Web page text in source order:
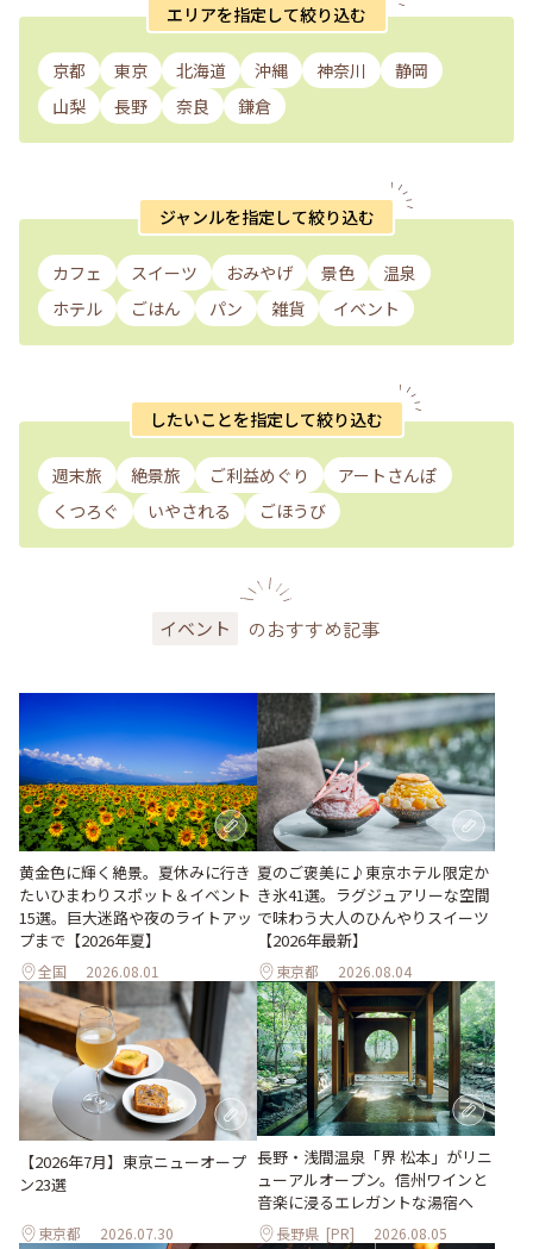
エリアを指定して絞り込む
京都 東京 北海道 沖縄 神奈川
静岡
山梨
長野 奈良 鎌倉
ジャンルを指定して絞り込む
カフェ スイーツ おみやげ 景色
温泉
ホテル
ごはん パン 雑貨 イベント
したいことを指定して絞り込む
週末旅 絶景旅 ご利益めぐり
アートさんぽ
くつろぐ
いやされる ごほうび
イベント のおすすめ記事
黄金色に輝く絶景。夏休みに行き
たいひまわりスポット＆イベント
15選。巨大迷路や夜のライトアッ
プまで【2026年夏】
全国 2026.08.01
夏のご褒美に♪東京ホテル限定か
き氷41選。ラグジュアリーな空間
で味わう大人のひんやりスイーツ
【2026年最新】
東京都 2026.08.04
【2026年7月】東京ニューオープ
ン23選
東京都 2026.07.30
長野・浅間温泉「界 松本」がリニ
ューアルオープン。信州ワインと
音楽に浸るエレガントな湯宿へ
長野県 [PR] 2026.08.05